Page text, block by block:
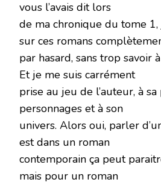
vous l’avais dit lors
de ma chronique du tome
sur ces romans
par hasard, sans trop savoir
Et je me suis carrément
prise au jeu de l’auteur, à
personnages et à son
univers. Alors oui, parler
est dans un roman
contemporain ça peut
mais pour un roman